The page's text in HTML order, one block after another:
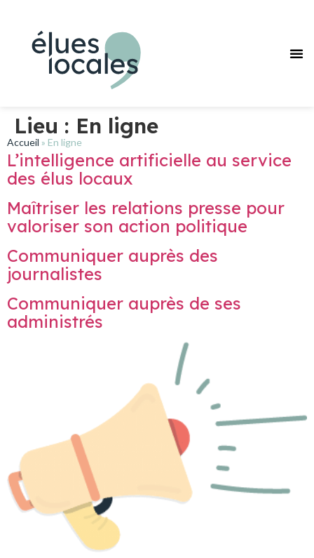
Accueil » En ligne
Lieu : En ligne
L’intelligence artificielle au service
des élus locaux
Maîtriser les relations presse pour
valoriser son action politique
Communiquer auprès des
journalistes
Communiquer auprès de ses
administrés